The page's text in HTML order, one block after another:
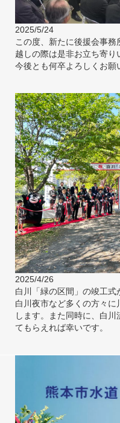
2025/5/24
この度、新たに後援会事
越しの際は是非お立ち寄り
今後とも何卒よろしくお願
2025/4/26
白川「緑の区間」の竣工式
白川夜市など多くの方々
します。また同時に、白
てもらえれば幸いです。